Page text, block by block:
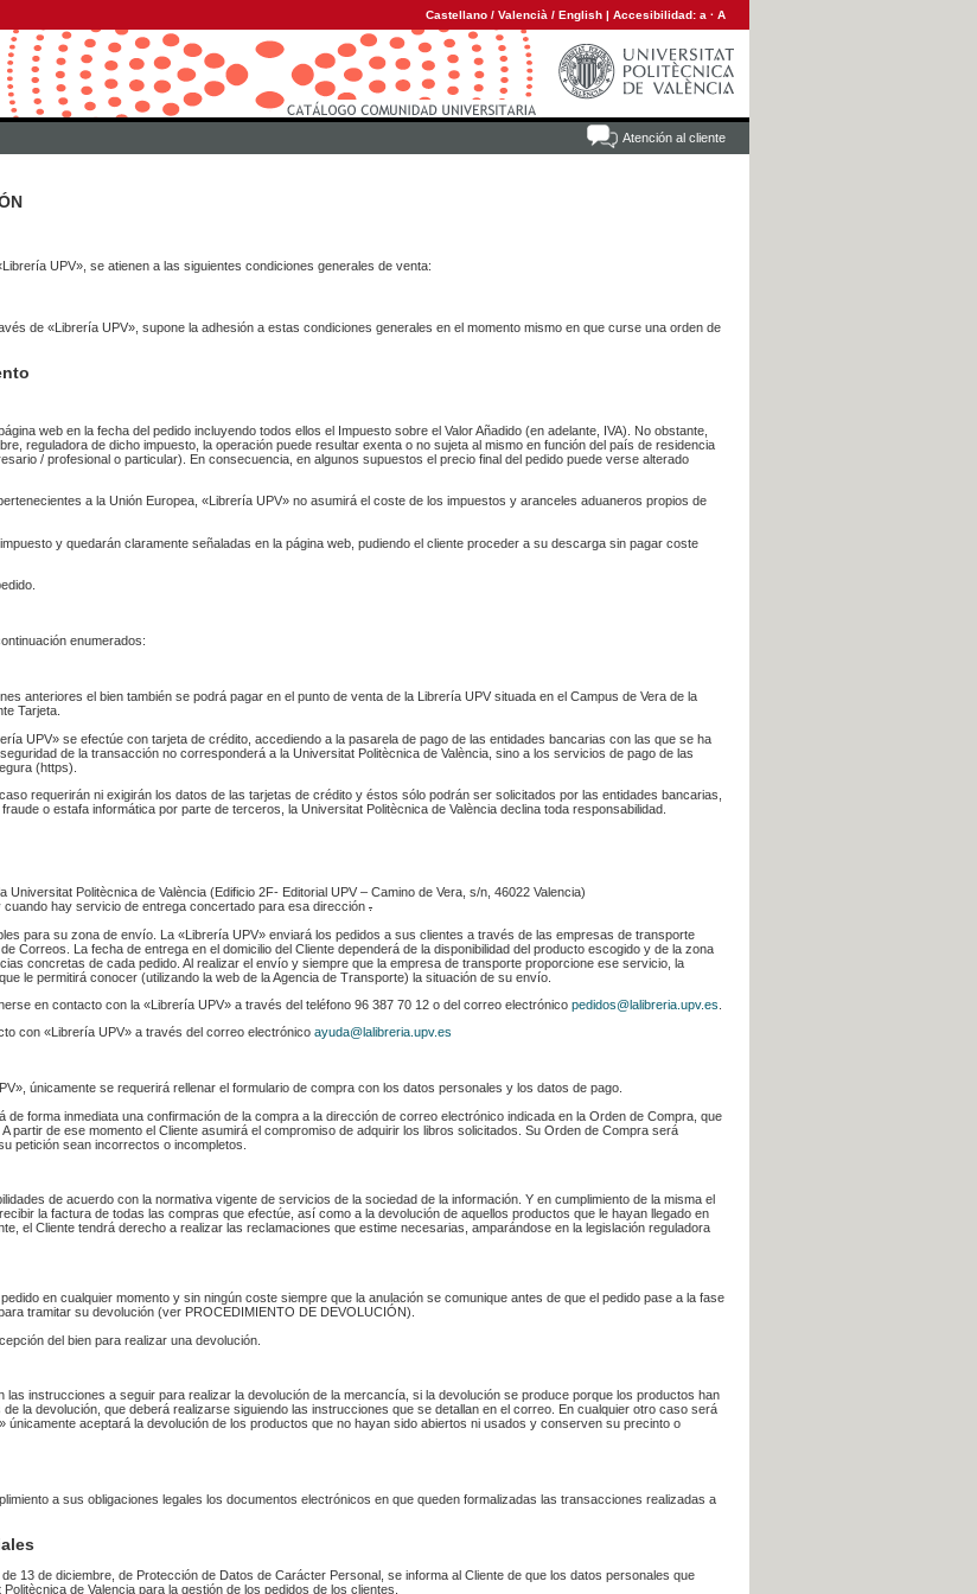
Castellano / Valencià / English | Accesibilidad: a · A
Atención al cliente
UPV», se atienen a las siguientes condiciones generales de venta:
de «Librería UPV», supone la adhesión a estas condiciones generales en el momento mismo en que curse una orden de
web en la fecha del pedido incluyendo todos ellos el Impuesto sobre el Valor Añadido (en adelante, IVA). No obstante,
reguladora de dicho impuesto, la operación puede resultar exenta o no sujeta al mismo en función del país de residencia
/ profesional o particular). En consecuencia, en algunos supuestos el precio final del pedido puede verse alterado
a la Unión Europea, «Librería UPV» no asumirá el coste de los impuestos y aranceles aduaneros propios de
y quedarán claramente señaladas en la página web, pudiendo el cliente proceder a su descarga sin pagar coste
enumerados:
anteriores el bien también se podrá pagar en el punto de venta de la Librería UPV situada en el Campus de Vera de la
Tarjeta.
UPV» se efectúe con tarjeta de crédito, accediendo a la pasarela de pago de las entidades bancarias con las que se ha
de la transacción no corresponderá a la Universitat Politècnica de València, sino a los servicios de pago de las
(https).
requerirán ni exigirán los datos de las tarjetas de crédito y éstos sólo podrán ser solicitados por las entidades bancarias,
o estafa informática por parte de terceros, la Universitat Politècnica de València declina toda responsabilidad.
Universitat Politècnica de València (Edificio 2F- Editorial UPV – Camino de Vera, s/n, 46022 Valencia)
hay servicio de entrega concertado para esa dirección .
para su zona de envío. La «Librería UPV» enviará los pedidos a sus clientes a través de las empresas de transporte
Correos. La fecha de entrega en el domicilio del Cliente dependerá de la disponibilidad del producto escogido y de la zona
concretas de cada pedido. Al realizar el envío y siempre que la empresa de transporte proporcione ese servicio, la
le permitirá conocer (utilizando la web de la Agencia de Transporte) la situación de su envío.
en contacto con la «Librería UPV» a través del teléfono 96 387 70 12 o del correo electrónico pedidos@lalibreria.upv.es
con «Librería UPV» a través del correo electrónico ayuda@lalibreria.upv.es
únicamente se requerirá rellenar el formulario de compra con los datos personales y los datos de pago.
forma inmediata una confirmación de la compra a la dirección de correo electrónico indicada en la Orden de Compra, que
partir de ese momento el Cliente asumirá el compromiso de adquirir los libros solicitados. Su Orden de Compra será
petición sean incorrectos o incompletos.
de acuerdo con la normativa vigente de servicios de la sociedad de la información. Y en cumplimiento de la misma el
la factura de todas las compras que efectúe, así como a la devolución de aquellos productos que le hayan llegado en
el Cliente tendrá derecho a realizar las reclamaciones que estime necesarias, amparándose en la legislación reguladora
en cualquier momento y sin ningún coste siempre que la anulación se comunique antes de que el pedido pase a la fase
tramitar su devolución (ver PROCEDIMIENTO DE DEVOLUCIÓN).
del bien para realizar una devolución.
las instrucciones a seguir para realizar la devolución de la mercancía, si la devolución se produce porque los productos han
la devolución, que deberá realizarse siguiendo las instrucciones que se detallan en el correo. En cualquier otro caso será
aceptará la devolución de los productos que no hayan sido abiertos ni usados y conserven su precinto o
a sus obligaciones legales los documentos electrónicos en que queden formalizadas las transacciones realizadas a
13 de diciembre, de Protección de Datos de Carácter Personal, se informa al Cliente de que los datos personales que
de Valencia para la gestión de los pedidos de los clientes.